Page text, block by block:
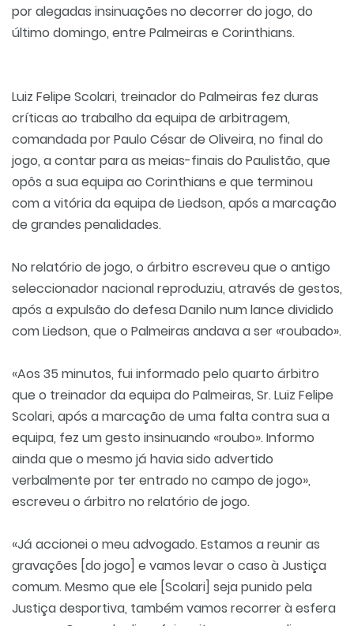
por alegadas insinuações no decorrer do jogo, do
último domingo, entre Palmeiras e Corinthians.
Luiz Felipe Scolari, treinador do Palmeiras fez duras
críticas ao trabalho da equipa de arbitragem,
comandada por Paulo César de Oliveira, no final do
jogo, a contar para as meias-finais do Paulistão, que
opôs a sua equipa ao Corinthians e que terminou
com a vitória da equipa de Liedson, após a marcação
de grandes penalidades.
No relatório de jogo, o árbitro escreveu que o antigo
seleccionador nacional reproduziu, através de gestos,
após a expulsão do defesa Danilo num lance dividido
com Liedson, que o Palmeiras andava a ser «roubado».
«Aos 35 minutos, fui informado pelo quarto árbitro
que o treinador da equipa do Palmeiras, Sr. Luiz Felipe
Scolari, após a marcação de uma falta contra sua a
equipa, fez um gesto insinuando «roubo». Informo
ainda que o mesmo já havia sido advertido
verbalmente por ter entrado no campo de jogo»,
escreveu o árbitro no relatório de jogo.
«Já accionei o meu advogado. Estamos a reunir as
gravações [do jogo] e vamos levar o caso à Justiça
comum. Mesmo que ele [Scolari] seja punido pela
Justiça desportiva, também vamos recorrer à esfera